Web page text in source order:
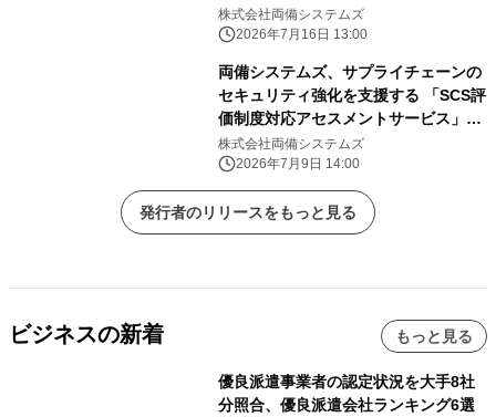
事例を公開
株式会社両備システムズ
2026年7月16日 13:00
両備システムズ、サプライチェーンの
セキュリティ強化を支援する 「SCS評
価制度対応アセスメントサービス」を
提供開始
株式会社両備システムズ
2026年7月9日 14:00
発行者のリリースをもっと見る
ビジネスの新着 もっと見る
優良派遣事業者の認定状況を大手8社
分照合、優良派遣会社ランキング6選